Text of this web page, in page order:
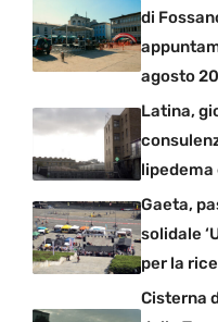
di
agosto
Latina,
lipedema
Gaeta,
solidale
per la
Cisterna